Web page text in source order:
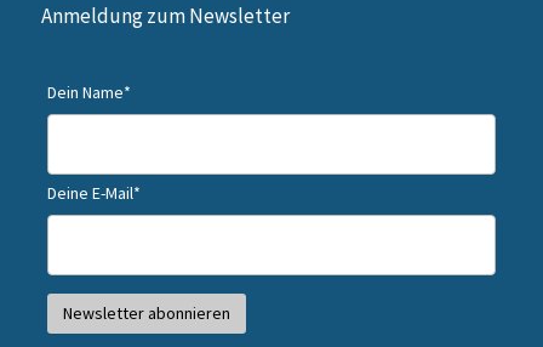
Anmeldung zum Newsletter
Dein Name*
Deine E-Mail*